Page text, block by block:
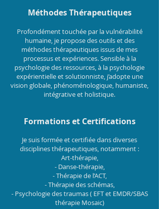
Méthodes Thérapeutiques
Profondément touchée par la vulnérabilité
humaine, je propose des outils et des
méthodes thérapeutiques issus de mes
processus et expériences. Sensible à la
psychologie des ressources, à la psychologie
expérientielle et solutionniste, j’adopte une
vision globale, phénoménologique, humaniste,
intégrative et holistique.
Formations et Certifications
Je suis formée et certifiée dans diverses
disciplines thérapeutiques, notamment :
Art-thérapie,
- Danse-thérapie,
- Thérapie de l’ACT,
- Thérapie des schémas,
- Psychologie des traumas ( EFT et EMDR/SBAS
thérapie Mosaic)